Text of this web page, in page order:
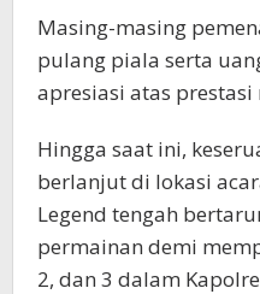
Masing-masing
pulang piala serta
apresiasi atas prestasi
Hingga saat ini,
berlanjut di lokasi
Legend tengah
permainan demi
2, dan 3 dalam